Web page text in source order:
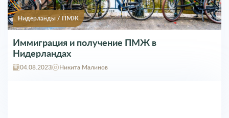
Нидерланды / ПМЖ
Иммиграция и получение ПМЖ в
Нидерландах
04.08.2023 Никита Малинов